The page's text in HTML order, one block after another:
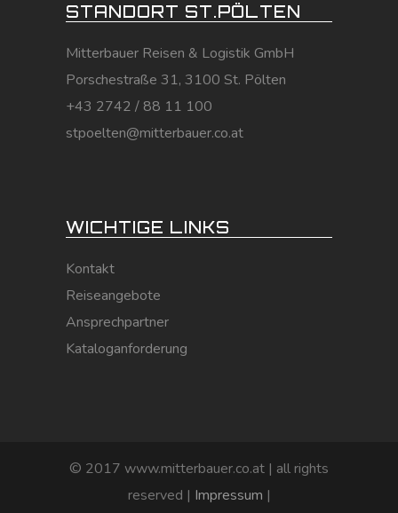
STANDORT ST.PÖLTEN
Mitterbauer Reisen & Logistik GmbH
Porschestraße 31, 3100 St. Pölten
+43 2742 / 88 11 100
stpoelten@mitterbauer.co.at
WICHTIGE LINKS
Kontakt
Reiseangebote
Ansprechpartner
Kataloganforderung
© 2017 www.mitterbauer.co.at | all rights
reserved | Impressum |